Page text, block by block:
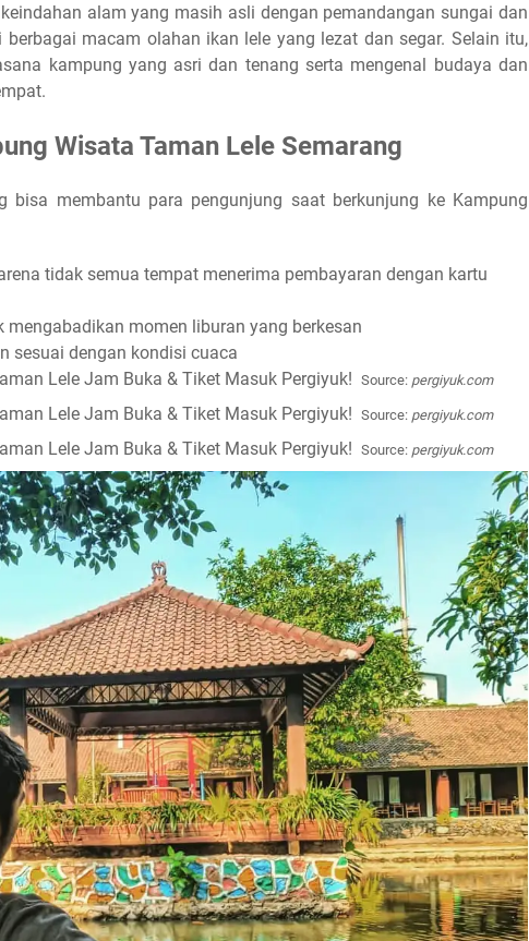
alam yang masih asli dengan pemandangan sungai dan
macam olahan ikan lele yang lezat dan segar. Selain itu,
kampung yang asri dan tenang serta mengenal budaya dan
Wisata Taman Lele Semarang
bisa membantu para pengunjung saat berkunjung ke Kampung
tidak semua tempat menerima pembayaran dengan kartu
momen liburan yang berkesan
sesuai dengan kondisi cuaca
Source: pergiyuk.com
Source: pergiyuk.com
Source: pergiyuk.com